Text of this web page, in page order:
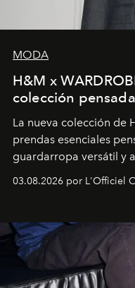
MODA
H&M x
colección
La nueva colección de
prendas esenciales
guardarropa versátil y
la asesora creativa y
y la filosofía detrás de
03.08.2026 por L'Officiel